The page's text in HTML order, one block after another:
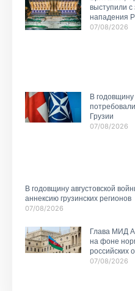
выступили
нападения
07/08/2026
В
Грузии
07/08/2026
В годовщину августовской
аннексию грузинских регионов
07/08/2026
Глава МИД
на фоне
российских
07/08/2026